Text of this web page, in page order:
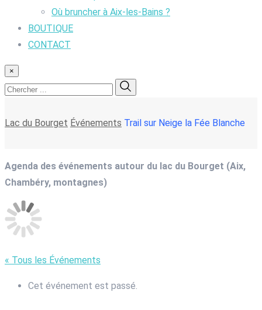
Où bruncher à Aix-les-Bains ?
BOUTIQUE
CONTACT
×
Lac du Bourget Événements Trail sur Neige la Fée Blanche
Agenda des événements autour du lac du Bourget (Aix,
Chambéry, montagnes)
« Tous les Événements
Cet événement est passé.